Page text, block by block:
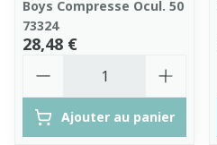
Boys Compresse Ocul. 50
73324
28,48 €
Ajouter au panier